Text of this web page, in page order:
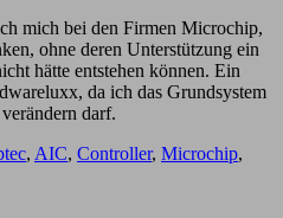
mich bei den Firmen Microchip,
ohne deren Unterstützung ein
hätte entstehen können. Ein
da ich das Grundsystem
darf.
, AIC, Controller, Microchip,